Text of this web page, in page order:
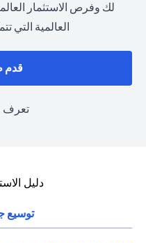
لك وفرص الاستثمار
العالمية التي
قدم
تعرف
دليل
توسيع